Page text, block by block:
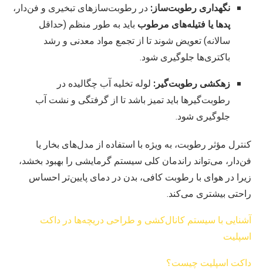
نگهداری رطوبت‌ساز: در رطوبت‌سازهای تبخیری و فن‌دار،
پدها یا فتیله‌های مرطوب باید به طور منظم (حداقل
سالانه) تعویض شوند تا از تجمع مواد معدنی و رشد
باکتری‌ها جلوگیری شود.
زهکشی رطوبت‌گیر: لوله تخلیه آب چگالیده در
رطوبت‌گیرها باید تمیز باشد تا از گرفتگی و نشت آب
جلوگیری شود.
کنترل مؤثر رطوبت، به ویژه با استفاده از مدل‌های بخار یا
فن‌دار، می‌تواند راندمان کلی سیستم گرمایشی را بهبود بخشد،
زیرا در هوای با رطوبت کافی، بدن در دمای پایین‌تر احساس
راحتی بیشتری می‌کند.
آشنایی با سیستم کانال‌کشی و طراحی دریچه‌ها در داکت
اسپلیت
داکت اسپلیت چیست؟